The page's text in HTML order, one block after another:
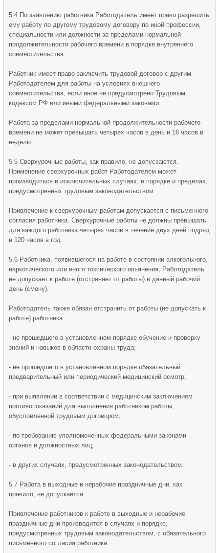
5.4 По заявлению работника Работодатель имеет право разрешить
ему работу по другому трудовому договору по иной профессии,
специальности или должности за пределами нормальной
продолжительности рабочего времени в порядке внутреннего
совместительства.
Работник имеет право заключить трудовой договор с другим
Работодателем для работы на условиях внешнего
совместительства, если иное не предусмотрено Трудовым
кодексом РФ или иными федеральными законами.
Работа за пределами нормальной продолжительности рабочего
времени не может превышать четырех часов в день и 16 часов в
неделю.
5.5 Сверхурочные работы, как правило, не допускаются.
Применение сверхурочных работ Работодателем может
производиться в исключительных случаях, в порядке и пределах,
предусмотренных трудовым законодательством.
Привлечение к сверхурочным работам допускается с письменного
согласия работника. Сверхурочные работы не должны превышать
для каждого работника четырех часов в течение двух дней подряд
и 120 часов в год.
5.6 Работника, появившегося на работе в состоянии алкогольного,
наркотического или иного токсического опьянения, Работодатель
не допускает к работе (отстраняет от работы) в данный рабочий
день (смену).
Работодатель также обязан отстранить от работы (не допускать к
работе) работника:
- не прошедшего в установленном порядке обучение и проверку
знаний и навыков в области охраны труда;
- не прошедшего в установленном порядке обязательный
предварительный или периодический медицинский осмотр;
- при выявлении в соответствии с медицинским заключением
противопоказаний для выполнения работником работы,
обусловленной трудовым договором;
- по требованию уполномоченных федеральными законами
органов и должностных лиц;
- в других случаях, предусмотренных законодательством.
5.7 Работа в выходные и нерабочие праздничные дни, как
правило, не допускается.
Привлечение работников к работе в выходные и нерабочие
праздничные дни производится в случаях и порядке,
предусмотренных трудовым законодательством, с обязательного
письменного согласия работника.